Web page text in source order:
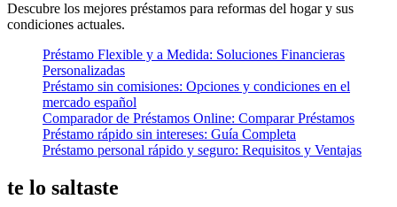
Descubre los mejores préstamos para reformas del hogar y sus
condiciones actuales.
Préstamo Flexible y a Medida: Soluciones Financieras
Personalizadas
Préstamo sin comisiones: Opciones y condiciones en el
mercado español
Comparador de Préstamos Online: Comparar Préstamos
Préstamo rápido sin intereses: Guía Completa
Préstamo personal rápido y seguro: Requisitos y Ventajas
te lo saltaste